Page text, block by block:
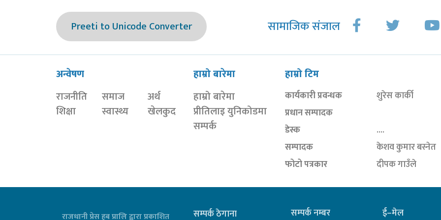
Preeti to Unicode Converter सामाजिक संजाल
अन्वेषण
राजनीति
समाज
अर्थ
शिक्षा
स्वास्थ्य खेलकुद
हाम्रो बारेमा
हाम्रो बारेमा
प्रीतिलाइ युनिकोडमा
सम्पर्क
हाम्रो टिम
कार्यकारी प्रवन्धक
शुरेस कार्की
प्रधान सम्पादक
डेस्क
....
सम्पादक
केशव कुमार बस्नेत
फोटो पत्रकार
दीपक गाउँले
राजधानी प्रेस हब प्रालि द्वारा प्रकाशित
सम्पर्क ठेगाना
सम्पर्क नम्बर ई–मेल